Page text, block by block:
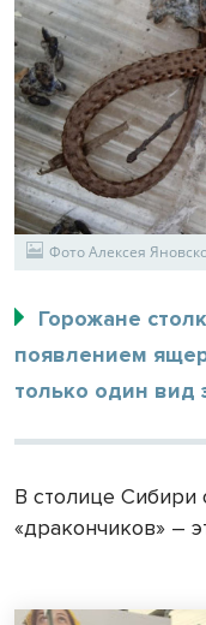
Фото Алексея
Горожане
появлением
только один вид
В столице Сибири
«дракончиков» –